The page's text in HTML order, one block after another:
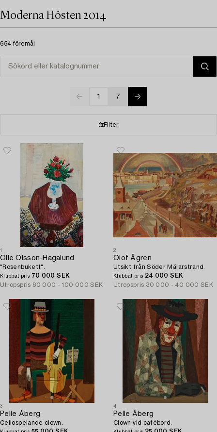
Moderna Hösten 2014
654 föremål
1 7
Filter
1
Olle Olsson-Hagalund
"Rosenbukett".
Klubbat pris 70 000 SEK
Utropspris 80 000 - 100 000 SEK
2
Olof Ågren
Utsikt från Söder Mälarstrand.
Klubbat pris 24 000 SEK
Utropspris 30 000 - 40 000 SEK
3
Pelle Åberg
Cellospelande clown.
4
Pelle Åberg
Clown vid cafébord.